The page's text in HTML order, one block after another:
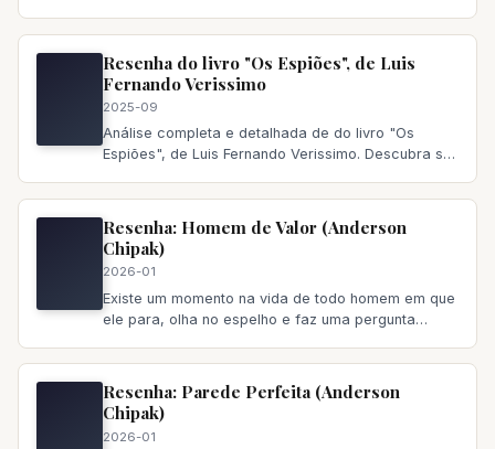
Resenha do livro "Os Espiões", de Luis
Fernando Verissimo
2025-09
Análise completa e detalhada de do livro "Os
Espiões", de Luis Fernando Verissimo. Descubra se
Resenha: Homem de Valor (Anderson
Chipak)
2026-01
Existe um momento na vida de todo homem em que
ele para, olha no espelho e faz uma pergunta
Resenha: Parede Perfeita (Anderson
Chipak)
2026-01